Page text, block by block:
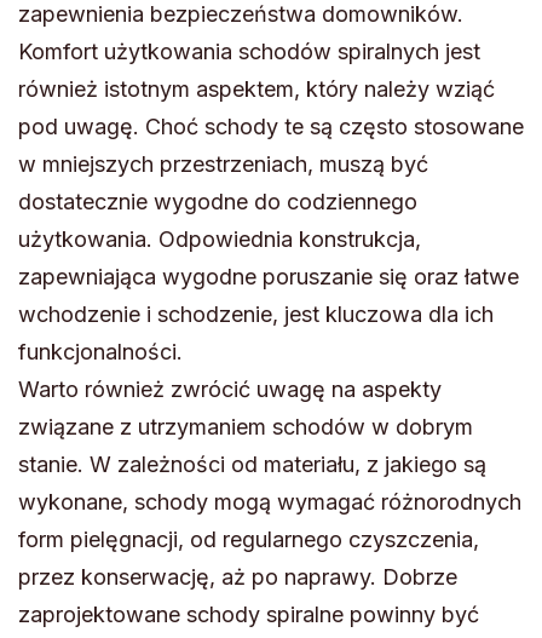
zapewnienia bezpieczeństwa domowników.
Komfort użytkowania schodów spiralnych jest
również istotnym aspektem, który należy wziąć
pod uwagę. Choć schody te są często stosowane
w mniejszych przestrzeniach, muszą być
dostatecznie wygodne do codziennego
użytkowania. Odpowiednia konstrukcja,
zapewniająca wygodne poruszanie się oraz łatwe
wchodzenie i schodzenie, jest kluczowa dla ich
funkcjonalności.
Warto również zwrócić uwagę na aspekty
związane z utrzymaniem schodów w dobrym
stanie. W zależności od materiału, z jakiego są
wykonane, schody mogą wymagać różnorodnych
form pielęgnacji, od regularnego czyszczenia,
przez konserwację, aż po naprawy. Dobrze
zaprojektowane schody spiralne powinny być